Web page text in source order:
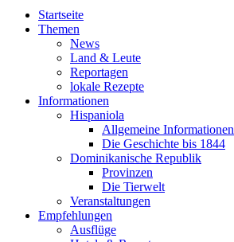
Startseite
Themen
News
Land & Leute
Reportagen
lokale Rezepte
Informationen
Hispaniola
Allgemeine Informationen
Die Geschichte bis 1844
Dominikanische Republik
Provinzen
Die Tierwelt
Veranstaltungen
Empfehlungen
Ausflüge